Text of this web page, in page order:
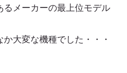
るメーカーの最上位モデル
大変な機種でした・・・